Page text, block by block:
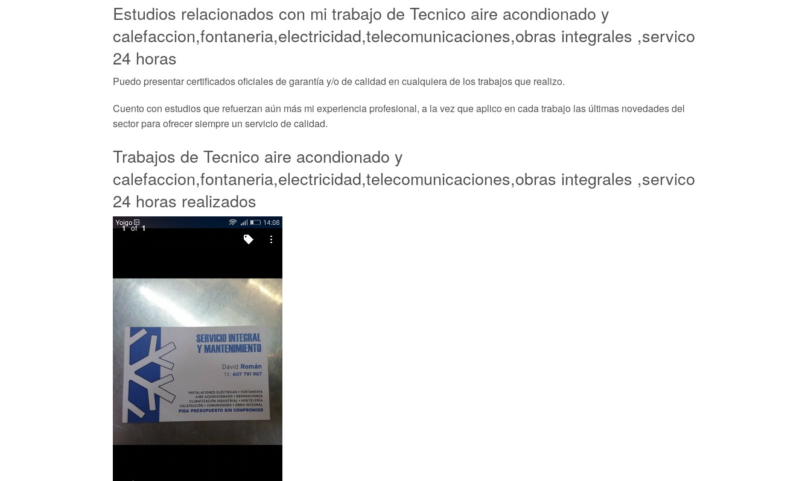
Estudios relacionados con mi trabajo de Tecnico aire acondionado y
calefaccion,fontaneria,electricidad,telecomunicaciones,obras integrales ,servico
24 horas
Puedo presentar certificados oficiales de garantía y/o de calidad en cualquiera de los trabajos que realizo.
Cuento con estudios que refuerzan aún más mi experiencia profesional, a la vez que aplico en cada trabajo las últimas novedades del
sector para ofrecer siempre un servicio de calidad.
Trabajos de Tecnico aire acondionado y
calefaccion,fontaneria,electricidad,telecomunicaciones,obras integrales ,servico
24 horas realizados
1 of 1